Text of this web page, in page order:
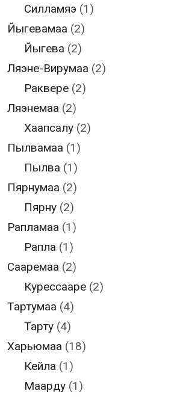
Силламяэ (1)
Йыгевамаа (2)
Йыгева (2)
Ляэне-Вирумаа (2)
Раквере (2)
Ляэнемаа (2)
Хаапсалу (2)
Пылвамаа (1)
Пылва (1)
Пярнумаа (2)
Пярну (2)
Рапламаа (1)
Рапла (1)
Сааремаа (2)
Курессааре (2)
Тартумаа (4)
Тарту (4)
Харьюмаа (18)
Кейла (1)
Маарду (1)